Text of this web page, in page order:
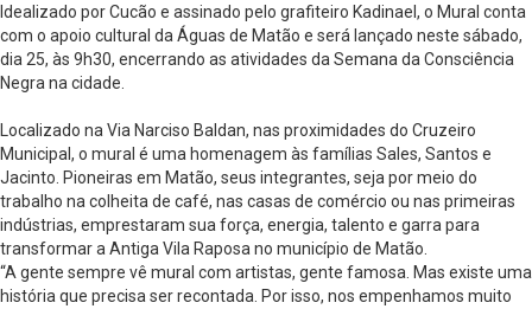
Idealizado por Cucão e assinado pelo grafiteiro Kadinael, o Mural conta
com o apoio cultural da Águas de Matão e será lançado neste sábado,
dia 25, às 9h30, encerrando as atividades da Semana da Consciência
Negra na cidade.
Localizado na Via Narciso Baldan, nas proximidades do Cruzeiro
Municipal, o mural é uma homenagem às famílias Sales, Santos e
Jacinto. Pioneiras em Matão, seus integrantes, seja por meio do
trabalho na colheita de café, nas casas de comércio ou nas primeiras
indústrias, emprestaram sua força, energia, talento e garra para
transformar a Antiga Vila Raposa no município de Matão.
“A gente sempre vê mural com artistas, gente famosa. Mas existe uma
história que precisa ser recontada. Por isso, nos empenhamos muito